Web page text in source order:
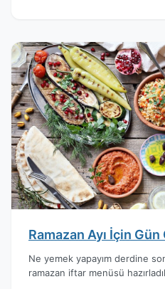
Ramazan Ayı İçin
Ne yemek yapayım derdine
ramazan iftar menüsü